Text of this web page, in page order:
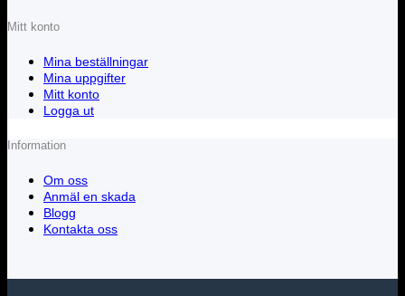
Mitt konto
Mina beställningar
Mina uppgifter
Mitt konto
Logga ut
Information
Om oss
Anmäl en skada
Blogg
Kontakta oss